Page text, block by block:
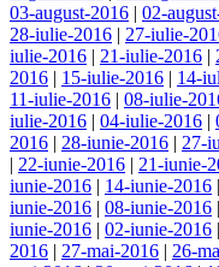
03-august-2016 | 02-
28-iulie-2016 | 27-iulie-
iulie-2016 | 21-iulie-2016 |
2016 | 15-iulie-2016 | 14-
11-iulie-2016 | 08-iulie-
iulie-2016 | 04-iulie-2016 |
2016 | 28-iunie-2016 | 27-
| 22-iunie-2016 | 21-iunie-
iunie-2016 | 14-iunie-2016 |
iunie-2016 | 08-iunie-2016 |
iunie-2016 | 02-iunie-2016 |
2016 | 27-mai-2016 | 26-